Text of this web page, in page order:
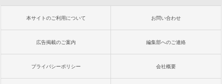
本サイトのご利用について お問い合わせ
広告掲載のご案内 編集部へのご連絡
プライバシーポリシー 会社概要